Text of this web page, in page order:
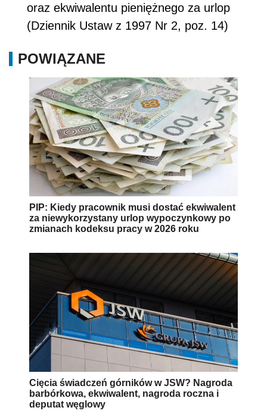
oraz ekwiwalentu pieniężnego za urlop
(Dziennik Ustaw z 1997 Nr 2, poz. 14)
POWIĄZANE
PIP: Kiedy pracownik musi dostać ekwiwalent
za niewykorzystany urlop wypoczynkowy po
zmianach kodeksu pracy w 2026 roku
Cięcia świadczeń górników w JSW? Nagroda
barbórkowa, ekwiwalent, nagroda roczna i
deputat węglowy